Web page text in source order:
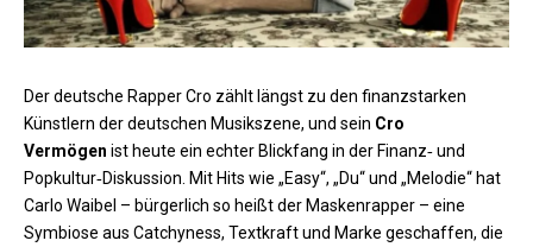
Der deutsche Rapper Cro zählt längst zu den finanzstarken
Künstlern der deutschen Musikszene, und sein Cro
Vermögen ist heute ein echter Blickfang in der Finanz‑ und
Popkultur‑Diskussion. Mit Hits wie „Easy“, „Du“ und „Melodie“ hat
Carlo Waibel – bürgerlich so heißt der Maskenrapper – eine
Symbiose aus Catchyness, Textkraft und Marke geschaffen, die